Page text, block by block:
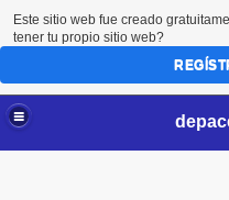
Este sitio web fue creado
tener tu propio sitio web?